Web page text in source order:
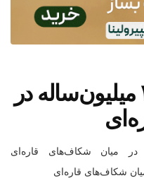
اسرار یک جواهر ۲۵ میلیون‌ساله در